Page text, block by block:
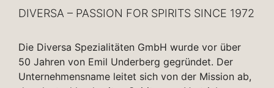
DIVERSA – PASSION FOR SPIRITS SINCE 1972
Die Diversa Spezialitäten GmbH wurde vor über
50 Jahren von Emil Underberg gegründet. Der
Unternehmensname leitet sich von der Mission ab,